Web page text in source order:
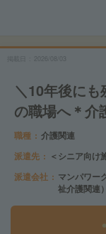
＼10年後に
の職場へ＊介
職種
介護関連
派遣先
＜シニア向け
派遣会社
マンパワ
祉介護関連）